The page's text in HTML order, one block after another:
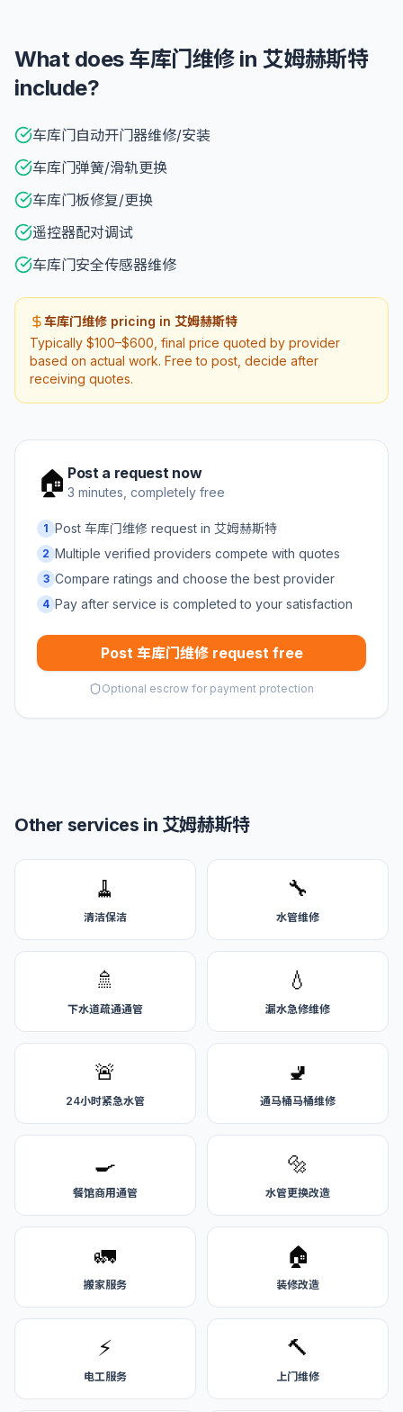
What does 车库门维修 in 艾姆赫斯特
include?
车库门自动开门器维修/安装
车库门弹簧/滑轨更换
车库门板修复/更换
遥控器配对调试
车库门安全传感器维修
车库门维修 pricing in 艾姆赫斯特
Typically $100–$600, final price quoted by provider
based on actual work. Free to post, decide after
receiving quotes.
🏠 Post a request now
3 minutes, completely free
1 Post 车库门维修 request in 艾姆赫斯特
2 Multiple verified providers compete with quotes
3 Compare ratings and choose the best provider
4 Pay after service is completed to your satisfaction
Post 车库门维修 request free
Optional escrow for payment protection
Other services in 艾姆赫斯特
🧹
清洁保洁
🔧
水管维修
🚿
下水道疏通通管
💧
漏水急修维修
🚨
24小时紧急水管
🚽
通马桶马桶维修
🍳
餐馆商用通管
🔩
水管更换改造
🚛
搬家服务
🏠
装修改造
⚡
电工服务
🔨
上门维修